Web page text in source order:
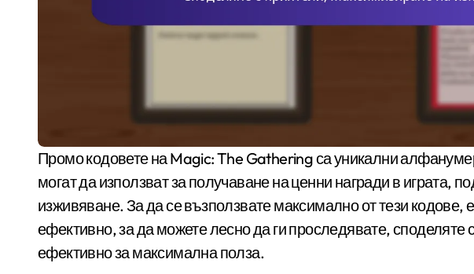
Промо кодовете на Magic: The Gathering са уникални алфанумерични низове, които играчите
могат да използват за получаване на ценни награди в играта,
изживяване. За да се възползвате максимално от тези кодове,
ефективно, за да можете лесно да ги проследявате, споделяте
ефективно за максимална полза.